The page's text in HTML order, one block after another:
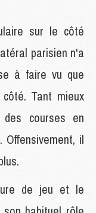
sur le côté
parisien n'a
à faire vu que
Tant mieux
courses en
il
de jeu et le